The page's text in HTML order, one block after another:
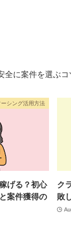
に案件を選ぶコ
シング活用方法
げる？初心
案件獲得の
ク
敗